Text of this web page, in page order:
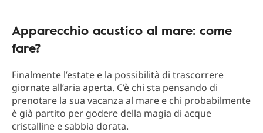
Apparecchio acustico al mare: come
fare?
Finalmente l’estate e la possibilità di trascorrere
giornate all’aria aperta. C’è chi sta pensando di
prenotare la sua vacanza al mare e chi probabilmente
è già partito per godere della magia di acque
cristalline e sabbia dorata.